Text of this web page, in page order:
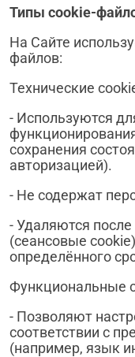
Типы cookie-
На Сайте
файлов:
Технические
- Используются
сохранения
авторизацией).
- Не содержат
- Удаляются
(сеансовые
определённого
Функциональные
- Позволяют
соответствии с
(например, язык